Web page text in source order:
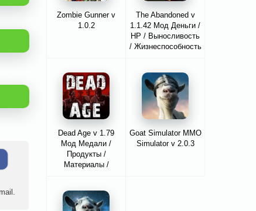
Zombie Gunner v
1.0.2
The Abandoned v
1.1.42 Мод Деньги /
HP / Выносливость
/ Жизнеспособность
Dead Age v 1.79
Мод Медали /
Продукты /
Материалы /
Goat Simulator MMO
Simulator v 2.0.3